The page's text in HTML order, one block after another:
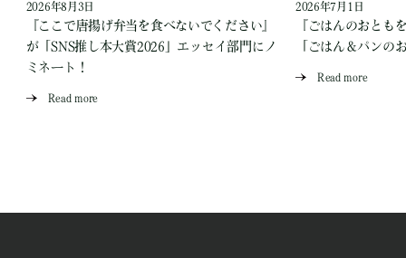
2026年8月3日
『ここで唐揚げ弁当を食べないでください』
が「SNS推し本大賞2026」エッセイ部門にノ
ミネート！
Read more
2026年7月1日
『ごはんのおとも
「ごはん＆パンの
Read more